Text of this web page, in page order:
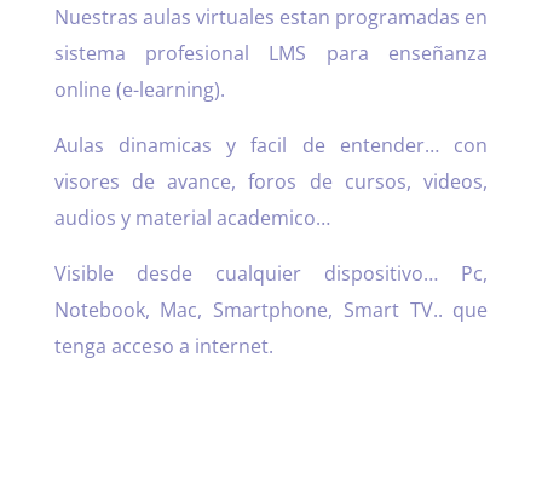
Nuestras aulas virtuales estan programadas en
sistema profesional LMS para enseñanza
online (e-learning).
Aulas dinamicas y facil de entender… con
visores de avance, foros de cursos, videos,
audios y material academico…
Visible desde cualquier dispositivo… Pc,
Notebook, Mac, Smartphone, Smart TV.. que
tenga acceso a internet.